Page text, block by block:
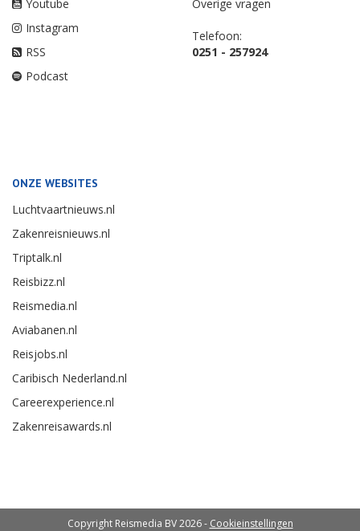
Youtube
Instagram
RSS
Podcast
Overige vragen
Telefoon:
0251 - 257924
ONZE WEBSITES
Luchtvaartnieuws.nl
Zakenreisnieuws.nl
Triptalk.nl
Reisbizz.nl
Reismedia.nl
Aviabanen.nl
Reisjobs.nl
Caribisch Nederland.nl
Careerexperience.nl
Zakenreisawards.nl
Copyright Reismedia BV 2026 - Cookieinstellingen